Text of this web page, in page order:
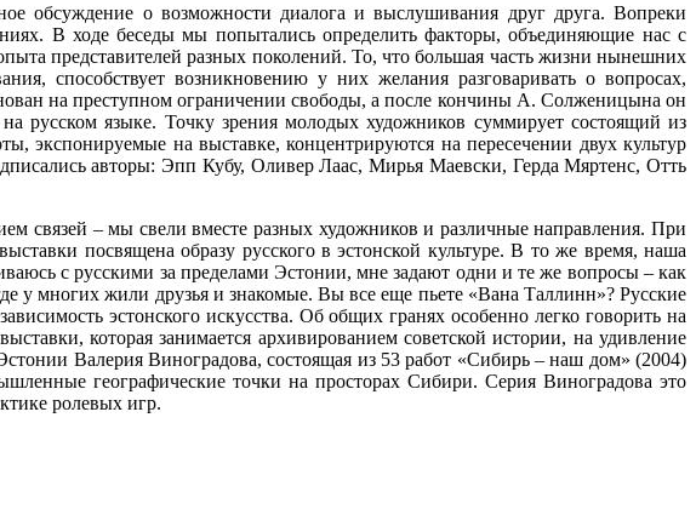
обсуждение о возможности диалога и выслушивания друг друга. Вопреки
В ходе беседы мы попытались определить факторы, объединяющие нас с
представителей разных поколений. То, что большая часть жизни нынешних
способствует возникновению у них желания разговаривать о вопросах,
на преступном ограничении свободы, а после кончины А. Солженицына он
русском языке. Точку зрения молодых художников суммирует состоящий из
экспонируемые на выставке, концентрируются на пересечении двух культур
авторы: Эпп Кубу, Оливер Лаас, Мирья Маевски, Герда Мяртенс, Отть
связей – мы свели вместе разных художников и различные направления. При
посвящена образу русского в эстонской культуре. В то же время, наша
с русскими за пределами Эстонии, мне задают одни и те же вопросы – как
у многих жили друзья и знакомые. Вы все еще пьете «Вана Таллинн»? Русские
эстонского искусства. Об общих гранях особенно легко говорить на
выставки, которая занимается архивированием советской истории, на удивление
Валерия Виноградова, состоящая из 53 работ «Сибирь – наш дом» (2004)
географические точки на просторах Сибири. Серия Виноградова это
ролевых игр.